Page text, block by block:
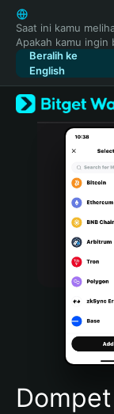
English
日本語
Tiếng Việt
Русский
Español
Türkçe
Italiano
Português
Bahasa Indonesia
Português (Brasil)
Español
Saat ini kamu
Apakah kamu ingin
Beralih ke
English
Dompet